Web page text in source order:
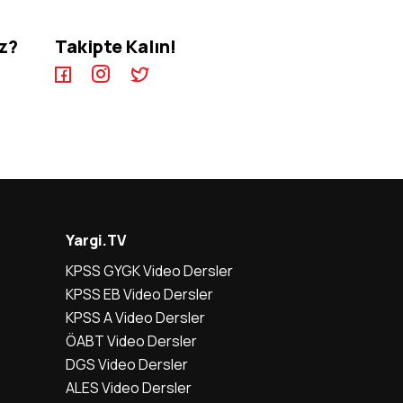
Takipte Kalın!
Yargi.TV
KPSS GYGK Video Dersler
KPSS EB Video Dersler
KPSS A Video Dersler
ÖABT Video Dersler
DGS Video Dersler
ALES Video Dersler